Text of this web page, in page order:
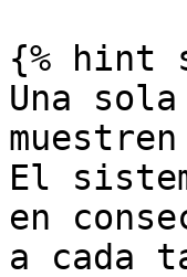
{% hint
Una
El
en
a cada